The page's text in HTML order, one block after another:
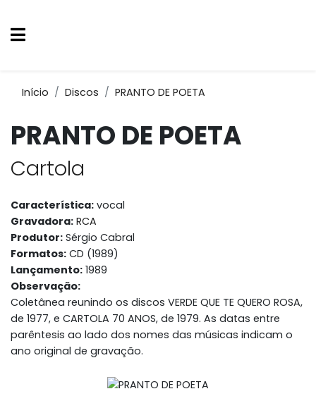
Início Discos PRANTO DE POETA
PRANTO DE POETA
Cartola
Característica: vocal
Gravadora: RCA
Produtor: Sérgio Cabral
Formatos: CD (1989)
Lançamento: 1989
Observação:
Coletânea reunindo os discos VERDE QUE TE QUERO ROSA,
de 1977, e CARTOLA 70 ANOS, de 1979. As datas entre
parêntesis ao lado dos nomes das músicas indicam o
ano original de gravação.